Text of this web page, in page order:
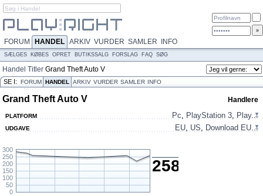
FORUM HANDEL ARKIV VURDER SAMLER INFO
SÆLGES KØBES OPRET BUTIKSSALG FORSLAG FAQ SØG
Handel Titler Grand Theft Auto V
SE I: FORUM HANDEL ARKIV VURDER SAMLER INFO
Grand Theft Auto V Handlere
PLATFORM Pc, PlayStation 3, Play...
UDGAVE EU, US, Download EU...
0
50
100
150
200
250
300
258,-